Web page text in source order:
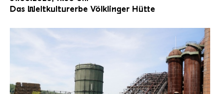
Das Weltkulturerbe Völklinger Hütte